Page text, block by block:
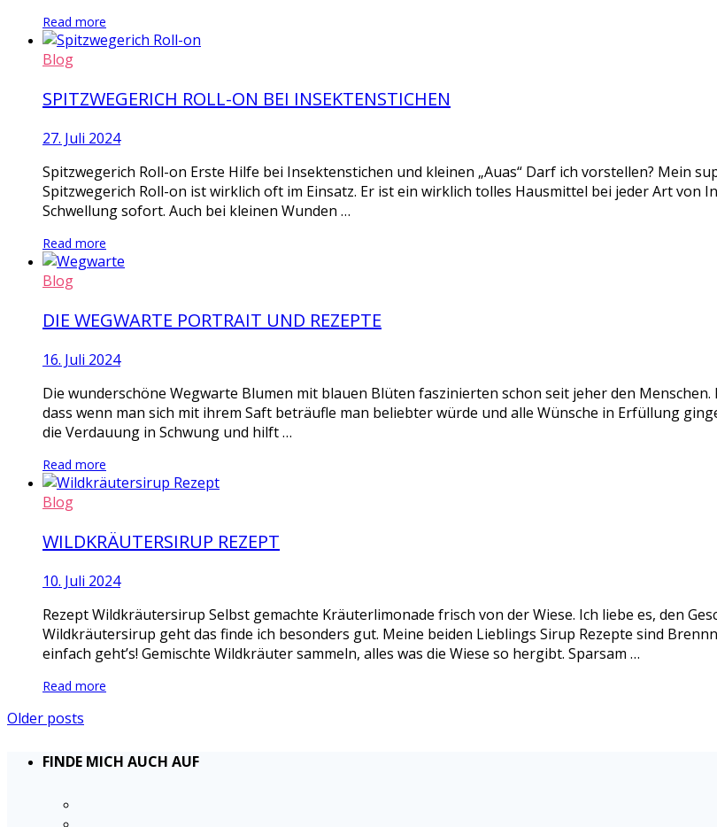
Read more
Blog
SPITZWEGERICH ROLL-ON BEI INSEKTENSTICHEN
27. Juli 2024
Spitzwegerich Roll-on Erste Hilfe bei Insektenstichen und kleinen „Auas“ Darf ich vorstellen? Mein
Spitzwegerich Roll-on ist wirklich oft im Einsatz. Er ist ein wirklich tolles Hausmittel bei jeder Art von
Schwellung sofort. Auch bei kleinen Wunden …
Read more
Blog
DIE WEGWARTE PORTRAIT UND REZEPTE
16. Juli 2024
Die wunderschöne Wegwarte Blumen mit blauen Blüten faszinierten schon seit jeher den
dass wenn man sich mit ihrem Saft beträufle man beliebter würde und alle Wünsche in Erfüllung
die Verdauung in Schwung und hilft …
Read more
Blog
WILDKRÄUTERSIRUP REZEPT
10. Juli 2024
Rezept Wildkräutersirup Selbst gemachte Kräuterlimonade frisch von der Wiese. Ich liebe es, den
Wildkräutersirup geht das finde ich besonders gut. Meine beiden Lieblings Sirup Rezepte sind
einfach geht’s! Gemischte Wildkräuter sammeln, alles was die Wiese so hergibt. Sparsam …
Read more
Older posts
FINDE MICH AUCH AUF